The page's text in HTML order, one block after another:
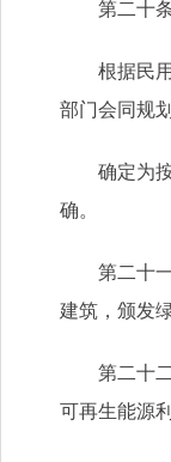
第二十条
根据民用
部门会同规
确定为按
确。
第二十一
建筑，颁发
第二十二
可再生能源